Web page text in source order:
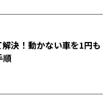
決！動かない車を1円も
順